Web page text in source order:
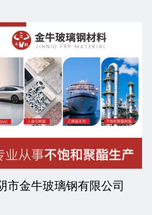
市金牛玻璃钢有限公司